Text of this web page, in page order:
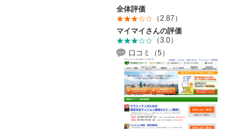
全体評価
（2.87）
マイマイさんの評価
（3.0）
口コミ（5）